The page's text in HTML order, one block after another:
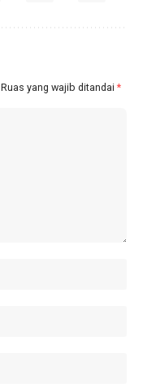
Ruas yang wajib ditandai *